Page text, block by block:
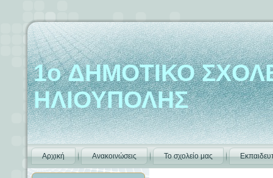
1ο ΔΗΜΟΤΙΚΟ
ΗΛΙΟΥΠΟΛΗΣ
Αρχική Ανακοινώσεις Το σχολείο μας